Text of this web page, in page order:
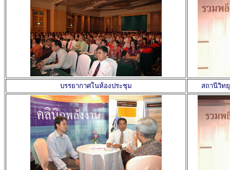
บรรยากาศในห้องประชุม สถานีวิท